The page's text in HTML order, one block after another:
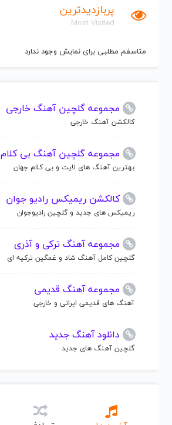
پربازدیدترین
Most Visited
متاسفم مطلبی برای نمایش وجود ندارد
مجموعه گلچین آهنگ خارجی
کالکشن آهنگ خارجی
مجموعه گلچین آهنگ بی کلام
بهترین آهنگ های لایت و بی کلام جهان
کالکشن ریمیکس رادیو جوان
ریمیکس های جدید و گلچین رادیوجوان
مجموعه آهنگ ترکی و آذری
گلچین کامل آهنگ شاد و غمگین ترکیه ای
مجموعه آهنگ قدیمی
آهنگ های قدیمی ایرانی و خارجی
دانلود آهنگ جدید
گلچین آهنگ های جدید